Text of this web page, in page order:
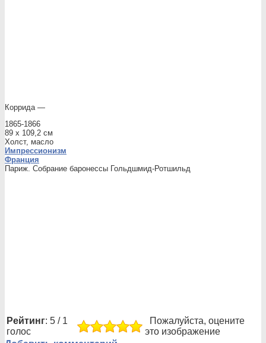
Коррида —
1865-1866
89 x 109,2 см
Холст, масло
Импрессионизм
Франция
Париж. Собрание баронессы Гольдшмид-Ротшильд
Рейтинг: 5 / 1
голос
Пожалуйста, оцените
это изображение